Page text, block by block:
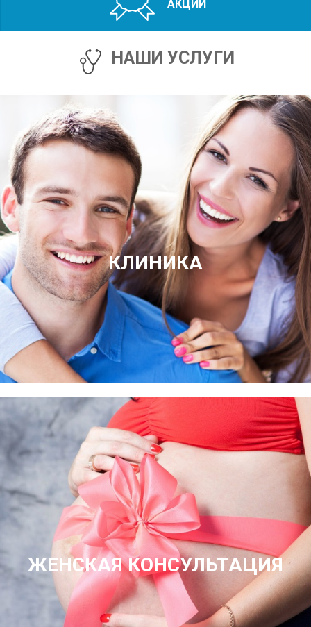
АКЦИИ
НАШИ УСЛУГИ
КЛИНИКА
ЖЕНСКАЯ КОНСУЛЬТАЦИЯ